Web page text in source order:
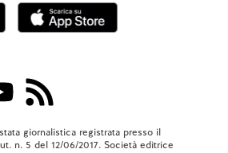
giornalistica registrata presso il
n. 5 del 12/06/2017. Società editrice